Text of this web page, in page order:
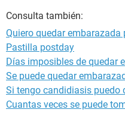
Consulta también:
Quiero quedar
Pastilla postday
Días imposibles de quedar
Se puede quedar
Si tengo candidiasis puedo
Cuantas veces se puede